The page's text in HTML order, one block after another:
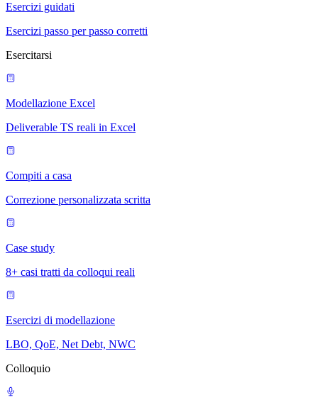
Esercizi guidati
Esercizi passo per passo corretti
Esercitarsi
Modellazione Excel
Deliverable TS reali in Excel
Compiti a casa
Correzione personalizzata scritta
Case study
8+ casi tratti da colloqui reali
Esercizi di modellazione
LBO, QoE, Net Debt, NWC
Colloquio